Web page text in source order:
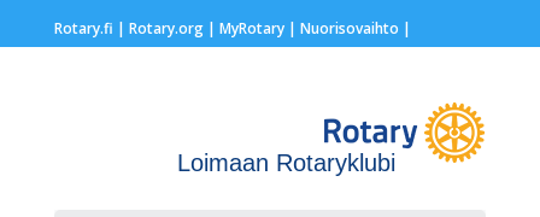
Rotary.fi | Rotary.org| MyRotary | Nuorisovaihto |
Loimaan Rotaryklubi